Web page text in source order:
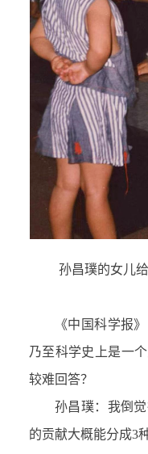
孙昌璞的女儿
《中国科学报
乃至科学史上是一
较难回答？
孙昌璞：我倒
的贡献大概能分成3